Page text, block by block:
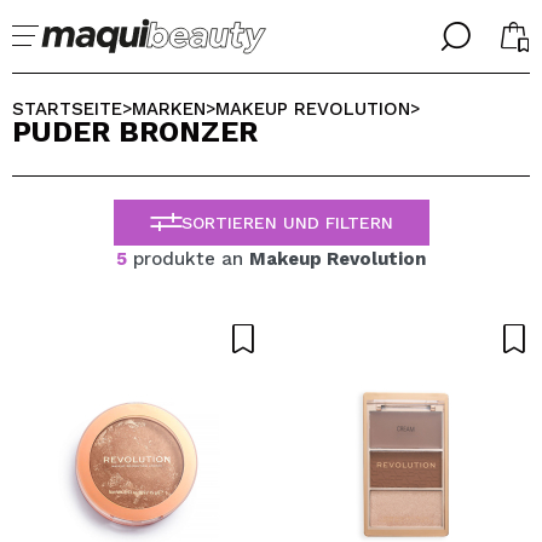
╳
Ich bin bereits #maquilover, ich habe ein Konto
Ich habe hier kein Konto
╳
WÄHLE DEINE SPRACHE
ALEMAN
ESPAÑOL
ENGLISH
FRANCES
STARTSEITE>MARKEN>MAKEUP REVOLUTION>
PUDER BRONZER
SORTIEREN UND FILTERN
5 produkte an Makeup Revolution